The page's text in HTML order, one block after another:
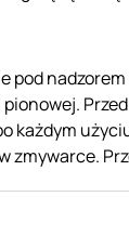
każdym